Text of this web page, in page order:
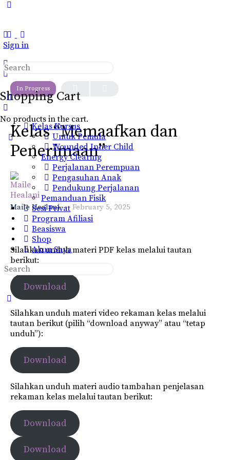
Sign in
Shopping Cart
No products in the cart.
Search
for:
Kelas Kursus
Untuk Pemula
Wounded Inner Child
Energy Clearing
Perjalanan Perempuan
Pengasuhan Anak
Pendukung Perjalanan
Pemanduan Fisik
Sesi Privat
Program Afiliasi
Beasiswa
Shop
Akun Saya
Search
for:
Close
search
LESSON 1
In Progress
Kelas “Memaafkan dan
Penerimaan”
Maile Healani February 5, 2025
Silahkan unduh materi PDF kelas melalui tautan
berikut:
Download
Silahkan unduh materi video rekaman kelas melalui
tautan berikut (pilih “download anyway” atau “tetap
unduh”):
Download
Silahkan unduh materi audio tambahan penjelasan
rekaman kelas melalui tautan berikut:
Download
Download